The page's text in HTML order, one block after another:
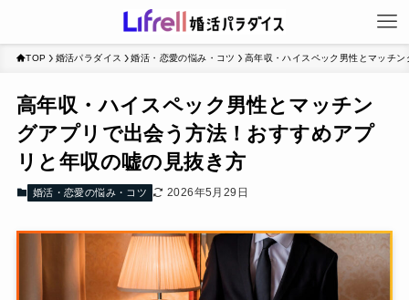
TOP 婚活パラダイス 婚活・恋愛の悩み・コツ 高年収・ハイスペック男性とマッチ
高年収・ハイスペック男性とマッチン
グアプリで出会う方法！おすすめアプ
リと年収の嘘の見抜き方
婚活・恋愛の悩み・コツ 2026年5月29日